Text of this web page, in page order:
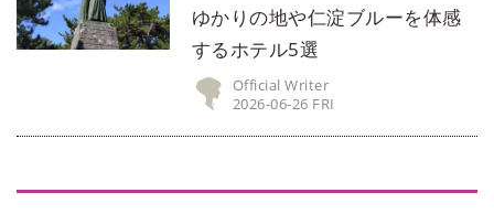
ゆかりの地や仁淀ブルーを体感
するホテル5選
Official Writer
2026-06-26 FRI